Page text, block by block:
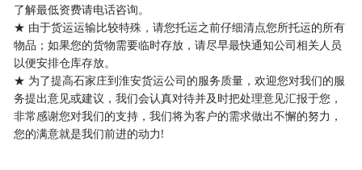
了解最低资费请电话咨询。
★ 由于货运运输比较特殊，请您托运之前仔细清点您所托运的所有
物品；如果您的货物需要临时存放，请尽早最快通知公司相关人员
以便安排仓库存放。
★ 为了提高石家庄到淮安货运公司的服务质量，欢迎您对我们的服
务提出意见或建议，我们会认真对待并及时把处理意见汇报于您，
非常感谢您对我们的支持，我们将为客户的需求做出不懈的努力，
您的满意就是我们前进的动力!